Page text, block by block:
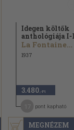
MEGNÉZEM
Idegen költők
anthológiája
La Fontaine...
1937
3.480 ,-Ft
pont kapható